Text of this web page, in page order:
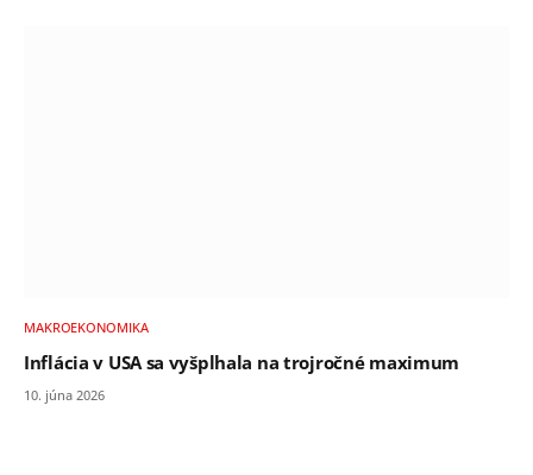
MAKROEKONOMIKA
Inflácia v USA sa vyšplhala na trojročné maximum
10. júna 2026